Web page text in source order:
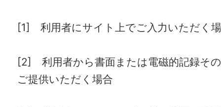
[1] 利用者にサイト上でご入力いただく
[2] 利用者から書面または電磁的記録そ
ご提供いただく場合